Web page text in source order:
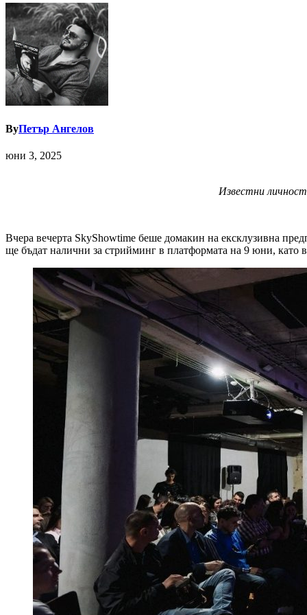
ByПетър Ангелов
юни 3, 2025
Известни
Вчера вечерта SkyShowtime беше домакин на ексклузивна
ще бъдат налични за стрийминг в платформата на 9 юни, като